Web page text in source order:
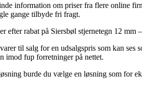
information om priser fra flere online
gange tilbyde fri fragt.
rabat på Siersbøl stjernetegn 12
til salg for en udsalgspris som kan
imod fup forretninger på nettet.
burde du vælge en løsning som for